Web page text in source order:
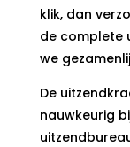
klik, dan
de complete
we
De
nauwkeurig